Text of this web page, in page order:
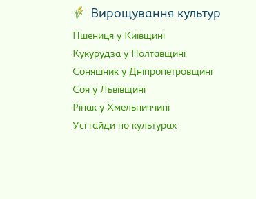
Вирощування культур
Пшениця у Київщині
Кукурудза у Полтавщині
Соняшник у Дніпропетровщині
Соя у Львівщині
Ріпак у Хмельниччині
Усі гайди по культурах